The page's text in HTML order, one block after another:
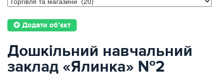
Додати об’єкт
Дошкільний навчальний
заклад «Ялинка» №2